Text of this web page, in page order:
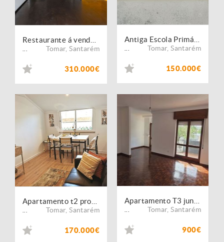
Tomar,Santarém
310.000€
Tomar,Santarém
150.000€
Tomar,Santarém
170.000€
Tomar,Santarém
900€